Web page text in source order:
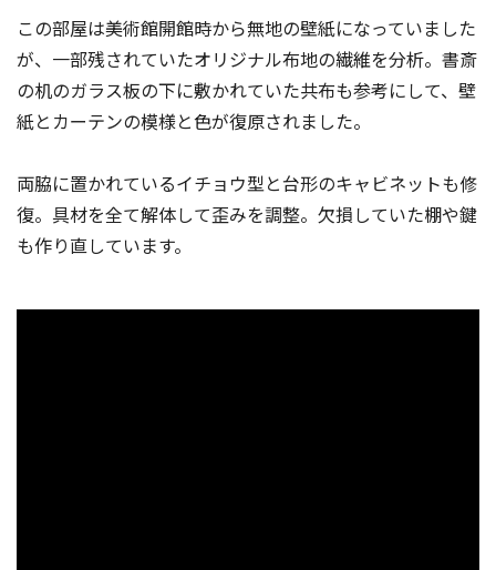
この部屋は美術館開館時から無地の壁紙になっていました
が、一部残されていたオリジナル布地の繊維を分析。書斎
の机のガラス板の下に敷かれていた共布も参考にして、壁
紙とカーテンの模様と色が復原されました。
両脇に置かれているイチョウ型と台形のキャビネットも修
復。具材を全て解体して歪みを調整。欠損していた棚や鍵
も作り直しています。